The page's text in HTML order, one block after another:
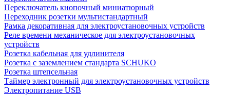
Переключатель кнопочный миниатюрный
Переходник розетки мультистандартный
Рамка декоративная для электроустановочных устройств
Реле времени механическое для электроустановочных
устройств
Розетка кабельная для удлинителя
Розетка с заземлением стандарта SCHUKO
Розетка штепсельная
Таймер электронный для электроустановочных устройств
Электропитание USB